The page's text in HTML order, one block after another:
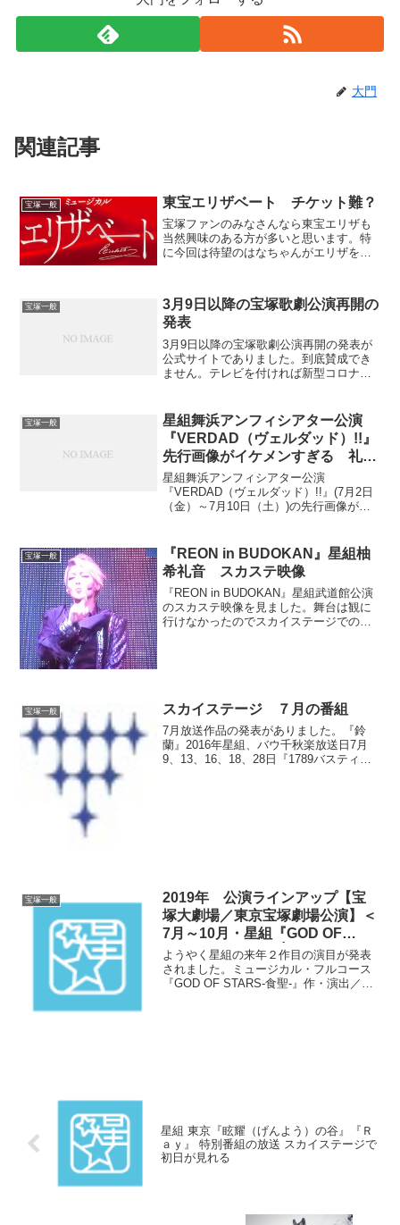
大門
関連記事
宝塚一般 東宝エリザベート チケット難？
宝塚ファンのみなさんなら東宝エリザも
当然興味のある方が多いと思います。特
に今回は待望のはなちゃんがエリザをや
も楽しみなのですが、まだまだ先だと思
っていたらもうすぐなので...
宝塚一般
3月9日以降の宝塚歌劇公演再開の
発表
3月9日以降の宝塚歌劇公演再開の発表が
公式サイトでありました。到底賛成でき
ません。テレビを付ければ新型コロナウ
ています。政府からイベント自粛のお願
いがあって宝塚の公演が...
宝塚一般
星組舞浜アンフィシアター公演
『VERDAD（ヴェルダッド）!!』
先行画像がイケメンすぎる 礼真
琴
星組舞浜アンフィシアター公演
『VERDAD（ヴェルダッド）!!』(7月2日
（金）～7月10日（土）)の先行画像が今
すね〜〜。あごがシュッとしてるのはい
いけど、あんまり尖...
宝塚一般
『REON in BUDOKAN』星組柚
希礼音 スカステ映像
『REON in BUDOKAN』星組武道館公演
のスカステ映像を見ました。舞台は観に
行けなかったのでスカイステージでの映
宝塚一般 スカイステージ ７月の番組
7月放送作品の発表がありました。『鈴
蘭』2016年星組、バウ千秋楽放送日7月
9、13、16、18、28日『1789バスティー
宝塚一般
2019年 公演ラインアップ【宝
塚大劇場／東京宝塚劇場公演】＜
7月～10月・星組『GOD OF
STARS-食聖-』『Éclair
Brillant』＞
ようやく星組の来年２作目の演目が発表
されました。ミュージカル・フルコース
『GOD OF STARS-食聖-』作・演出／小
星組 東京『眩耀（げんよう）の谷』『Ｒ
ａｙ』 特別番組の放送 スカイステージで
初日が見れる